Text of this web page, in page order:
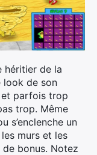
héritier de la
look de son
parfois trop
trop. Même
s’enclenche un
murs et les
bonus. Notez